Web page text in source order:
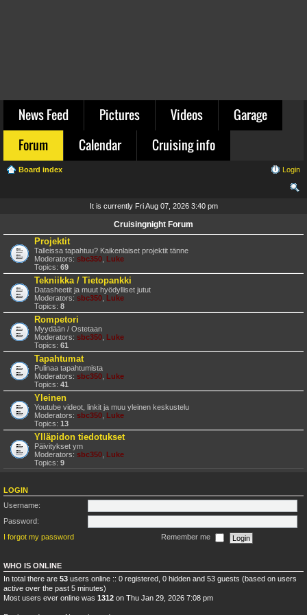
News Feed Pictures Videos
Garage
Forum
Calendar Cruising info
Board index Login
It is currently Fri Aug 07, 2026 3:40 pm
Cruisingnight Forum
Projektit
Talleissa tapahtuu? Kaikenlaiset projektit tänne
Moderators: sbc350 Luke
Topics: 69
Tekniikka / Tietopankki
Datasheetit ja muut hyödylliset jutut
Moderators: sbc350 Luke
Topics: 8
Rompetori
Myydään / Ostetaan
Moderators: sbc350 Luke
Topics: 61
Tapahtumat
Pulinaa tapahtumista
Moderators: sbc350 Luke
Topics: 41
Yleinen
Youtube videot, linkit ja muu yleinen keskustelu
Moderators: sbc350 Luke
Topics: 13
Ylläpidon tiedotukset
Päivitykset ym
Moderators: sbc350 Luke
Topics: 9
LOGIN
Username:
Password:
I forgot my password
Remember me
WHO IS ONLINE
In total there are 53 users online :: 0 registered, 0 hidden and 53 guests (based on users
active over the past 5 minutes)
Most users ever online was 1312 on Thu Jan 29, 2026 7:08 pm